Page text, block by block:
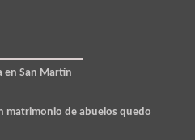
en San Martín
matrimonio de abuelos quedo